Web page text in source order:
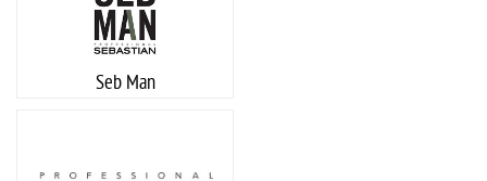
Seb Man